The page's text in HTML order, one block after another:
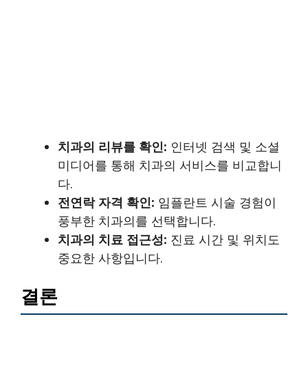
치과의 리뷰를 확인: 인터넷 검색 및 소셜
미디어를 통해 치과의 서비스를 비교합니
다.
전연락 자격 확인: 임플란트 시술 경험이
풍부한 치과의를 선택합니다.
치과의 치료 접근성: 진료 시간 및 위치도
중요한 사항입니다.
결론